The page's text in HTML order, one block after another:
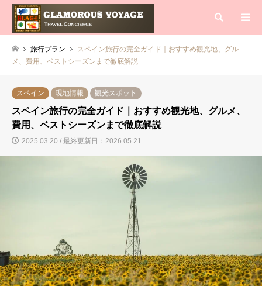
検索
旅行プラン
スペイン旅行の完全ガイド｜おすすめ観光地、グル
メ、費用、ベストシーズンまで徹底解説
スペイン 現地情報 観光スポット
スペイン旅行の完全ガイド｜おすすめ観光地、グルメ、
費用、ベストシーズンまで徹底解説
2025.03.20 / 最終更新日：2026.05.21